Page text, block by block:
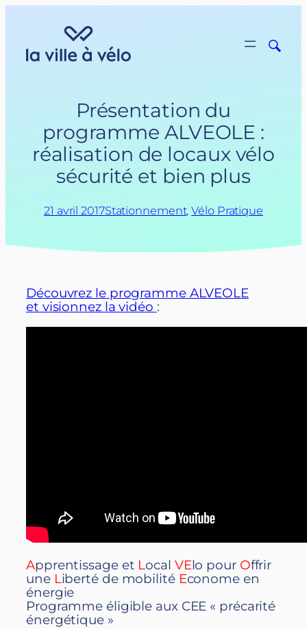
Présentation du
programme ALVEOLE :
réalisation de locaux vélo
sécurité et bien plus
21 avril 2017Stationnement, Vélo Pratique
Découvrez le programme ALVEOLE
et visionnez la vidéo :
Apprentissage et Local VElo pour Offrir
une Liberté de mobilité Econome en
énergie
Programme éligible aux CEE « précarité
énergétique »